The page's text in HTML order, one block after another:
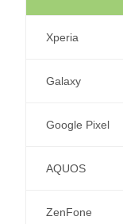
Xperia
Galaxy
Google Pixel
AQUOS
ZenFone